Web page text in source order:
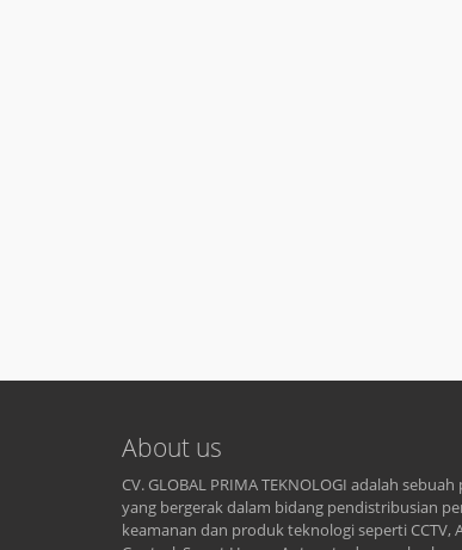
About us
CV. GLOBAL PRIMA TEKNOLOGI adalah
yang bergerak dalam bidang pendistribusian
keamanan dan produk teknologi seperti CCTV,